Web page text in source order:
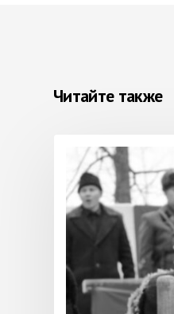
Читайте также